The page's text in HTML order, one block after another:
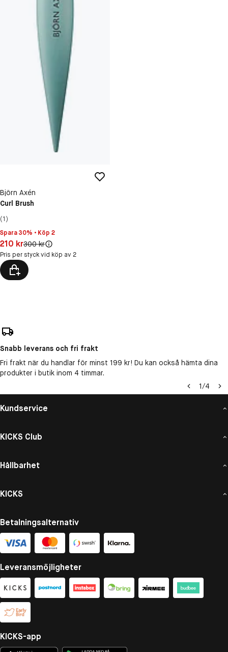
Björn Axén
Curl Brush
(1)
Spara 30% • Köp 2
Pris: 210 kr
210 krOriginal pris:
300 kr
Pris per styck vid köp av 2
Snabb leverans och fri frakt
Fri frakt när du handlar för minst 199 kr! Du kan också hämta dina
produkter i butik inom 4 timmar.
1/4
Kundservice
KICKS Club
Hållbarhet
KICKS
Betalningsalternativ
Leveransmöjligheter
KICKS-app